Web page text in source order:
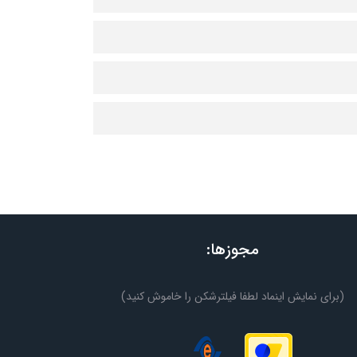
مجوزها:
(برای نمایش اینماد لطفا فیلترشکن را خاموش کنید)